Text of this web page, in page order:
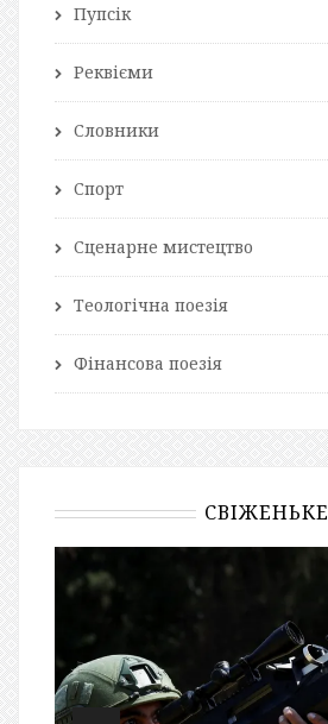
Пупсік
Реквієми
Словники
Спорт
Сценарне мистецтво
Теологічна поезія
Фінансова поезія
СВІЖЕНЬКЕ